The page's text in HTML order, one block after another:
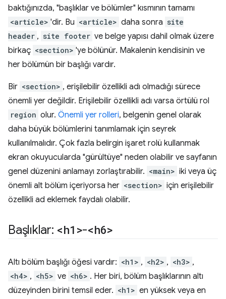
baktığınızda, "başlıklar ve bölümler" kısmının tamamı
<article> 'dir. Bu <article> daha sonra site
header , site footer ve belge yapısı dahil olmak üzere
birkaç <section> 'ye bölünür. Makalenin kendisinin ve
her bölümün bir başlığı vardır.
Bir <section> , erişilebilir özellikli adı olmadığı sürece
önemli yer değildir. Erişilebilir özellikli adı varsa örtülü rol
region olur. Önemli yer rolleri, belgenin genel olarak
daha büyük bölümlerini tanımlamak için seyrek
kullanılmalıdır. Çok fazla belirgin işaret rolü kullanmak
ekran okuyucularda "gürültüye" neden olabilir ve sayfanın
genel düzenini anlamayı zorlaştırabilir. <main> iki veya üç
önemli alt bölüm içeriyorsa her <section> için erişilebilir
özellikli ad eklemek faydalı olabilir.
Başlıklar: <h1>-<h6>
Altı bölüm başlığı öğesi vardır: <h1> , <h2> , <h3> ,
<h4> , <h5> ve <h6> . Her biri, bölüm başlıklarının altı
düzeyinden birini temsil eder. <h1> en yüksek veya en